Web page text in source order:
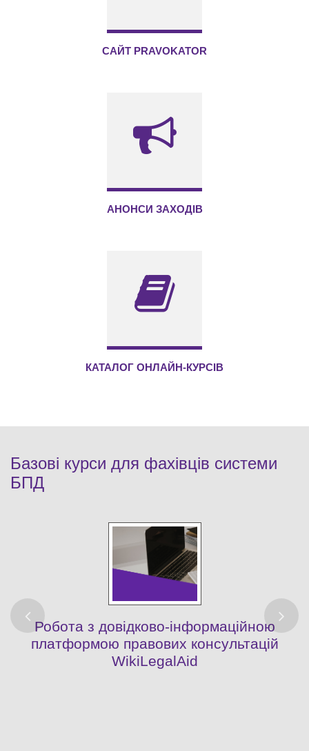
САЙТ PRAVOKATOR
АНОНСИ ЗАХОДІВ
КАТАЛОГ ОНЛАЙН-КУРСІВ
Базові курси для фахівців системи
БПД
Робота з довідково-інформаційною
платформою правових консультацій
WikiLegalAid